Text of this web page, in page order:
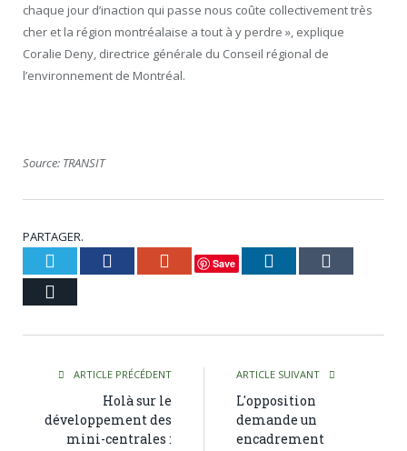
chaque jour d’inaction qui passe nous coûte collectivement très
cher et la région montréalaise a tout à y perdre », explique
Coralie Deny, directrice générale du Conseil régional de
l’environnement de Montréal.
Source: TRANSIT
PARTAGER.
Twitter Facebook Google+
Save LinkedIn
ARTICLE PRÉCÉDENT
Holà sur le
développement des
mini-centrales :
ARTICLE SUIVANT
L'opposition
demande un
encadrement